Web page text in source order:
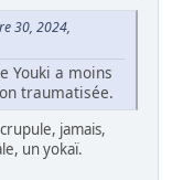
30, 2024,
Youki a moins
traumatisée.
jamais,
un yokaï.